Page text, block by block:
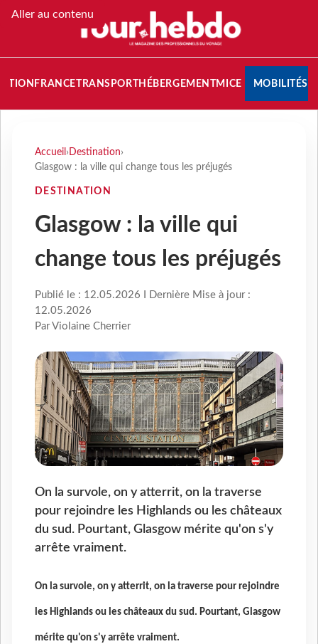
Aller au contenu
FRANCETRANSPORT HÉBERGEMENTMICE MOBILITÉS
Accueil › Destination›
Glasgow : la ville qui change tous les préjugés
DESTINATION
Glasgow : la ville qui
change tous les préjugés
Publié le : 12.05.2026 I Dernière Mise à jour :
12.05.2026
Par Violaine Cherrier
On la survole, on y atterrit, on la traverse
pour rejoindre les Highlands ou les châteaux
du sud. Pourtant, Glasgow mérite qu'on s'y
arrête vraiment.
On la survole, on y atterrit, on la traverse pour rejoindre
les Highlands ou les châteaux du sud. Pourtant, Glasgow
mérite qu'on s'y arrête vraiment.